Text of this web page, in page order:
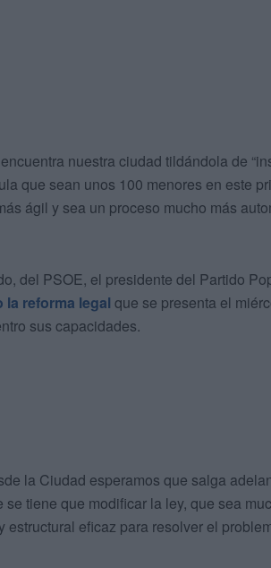
nuestra ciudad tildándola de
que sean unos 100 menores en este
ágil y sea un proceso mucho más
del PSOE, el presidente del Partido
la reforma legal que se presenta el
sus capacidades.
la Ciudad esperamos que salga
se tiene que modificar la ley, que sea
eficaz para resolver el